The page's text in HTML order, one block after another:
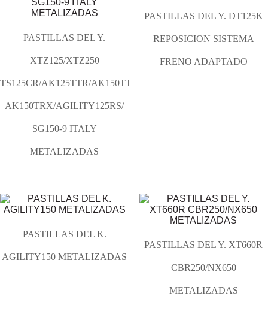
PASTILLAS DEL Y.
XTZ125/XTZ250
TS125CR/AK125TTR/AK150TTR/AK180TTR/
AK150TRX/AGILITY125RS/
SG150-9 ITALY
METALIZADAS
PASTILLAS DEL Y. DT125K
REPOSICION SISTEMA
FRENO ADAPTADO
PASTILLAS DEL K.
AGILITY150 METALIZADAS
PASTILLAS DEL Y. XT660R
CBR250/NX650
METALIZADAS